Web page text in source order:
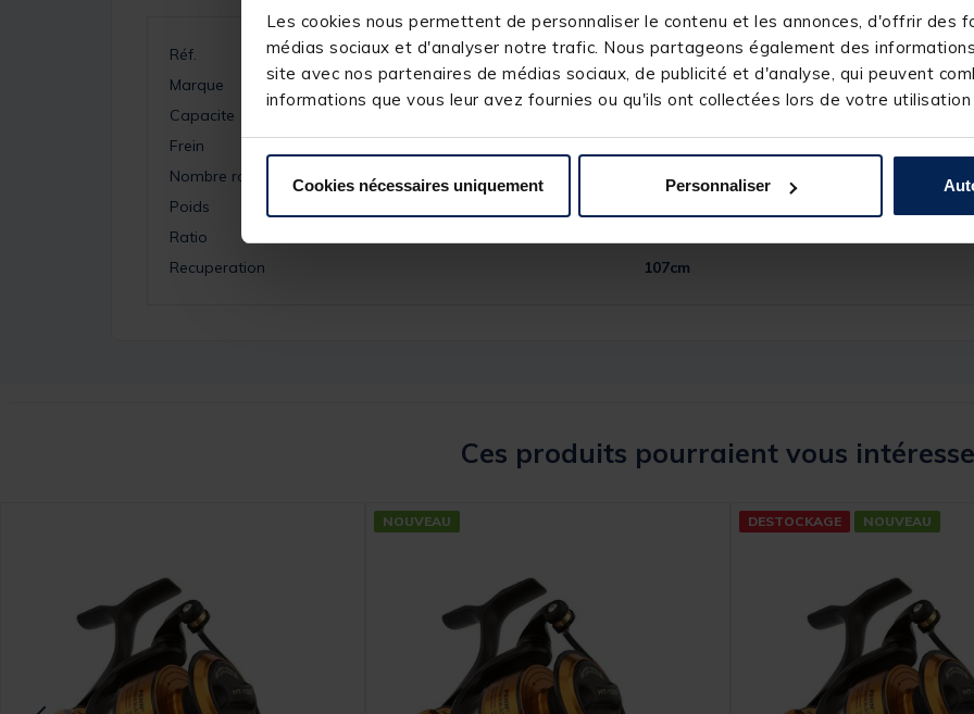
Les cookies nous permettent de personnaliser le contenu et les annonces, d'offrir des
médias sociaux et d'analyser notre trafic. Nous partageons également des
site avec nos partenaires de médias sociaux, de publicité et d'analyse, qui peuvent
informations que vous leur avez fournies ou qu'ils ont collectées lors de votre
Cookies nécessaires uniquement Personnaliser
Réf.
209997-1
Marque
PENN
Capacite
Frein
Nombre roulements
5+1
Poids
Ratio
Recuperation
107cm
Ces produits pourraient vous
NOUVEAU DESTOCKAGE NOUVEAU